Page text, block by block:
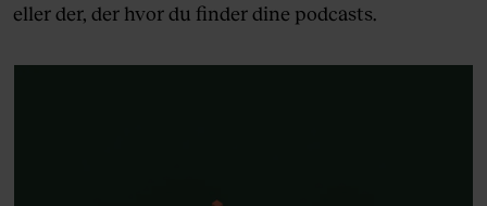
eller der, der hvor du finder dine podcasts.